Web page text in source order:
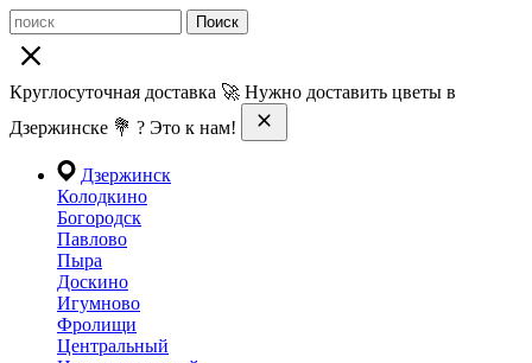
Поиск
Круглосуточная доставка 🚀 Нужно доставить цветы в
Дзержинске 💐 ? Это к нам!
Дзержинск
Колодкино
Богородск
Павлово
Пыра
Доскино
Игумново
Фролищи
Центральный